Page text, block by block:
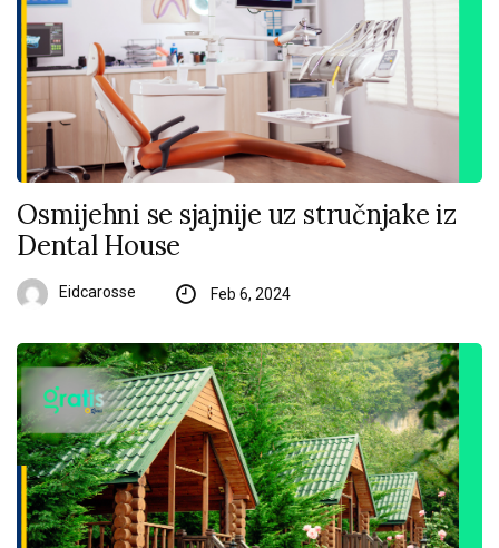
Osmijehni se sjajnije uz stručnjake iz
Dental House
Eidcarosse Feb 6, 2024